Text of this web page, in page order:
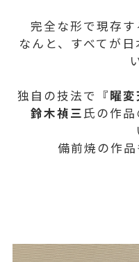
完全な形で現存す
なんと、すべてが
独自の技法で『曜
鈴木禎三氏の作
備前焼の作